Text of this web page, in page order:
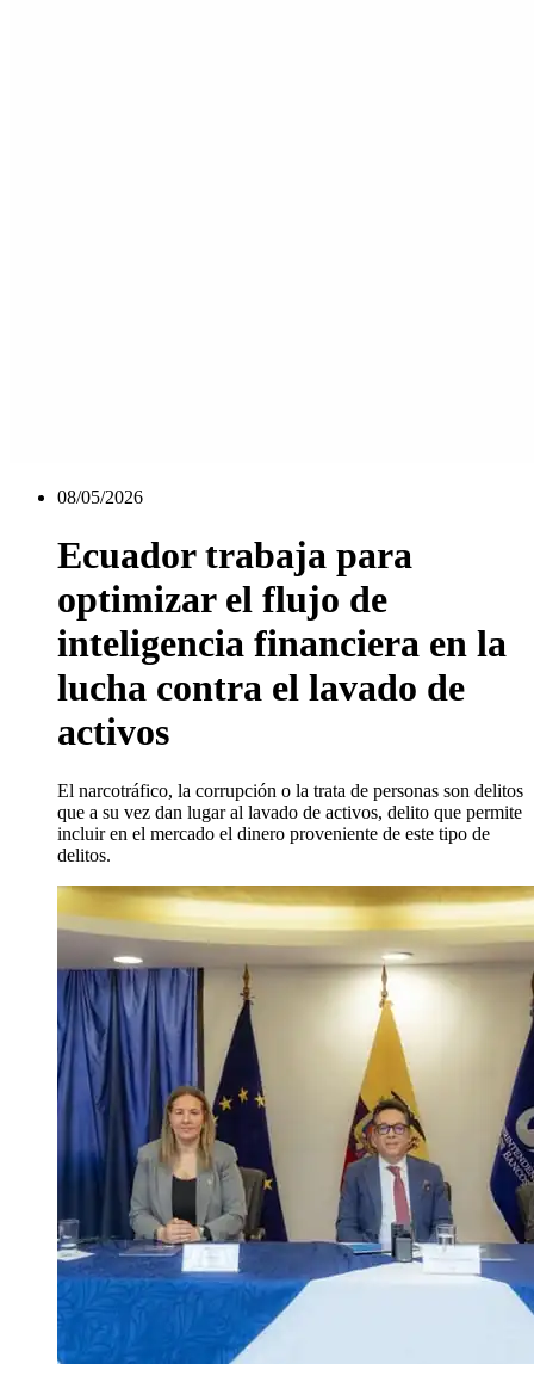
08/05/2026
Ecuador trabaja para
optimizar el flujo de
inteligencia financiera en la
lucha contra el lavado de
activos
El narcotráfico, la corrupción o la trata de personas son delitos
que a su vez dan lugar al lavado de activos, delito que permite
incluir en el mercado el dinero proveniente de este tipo de
delitos.